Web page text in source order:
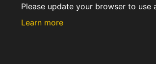
Please update your browser to
Learn more